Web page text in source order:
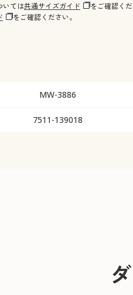
いては共通サイズガイド
をご確認くだ
をご確認ください。
MW-3886
7511-139018